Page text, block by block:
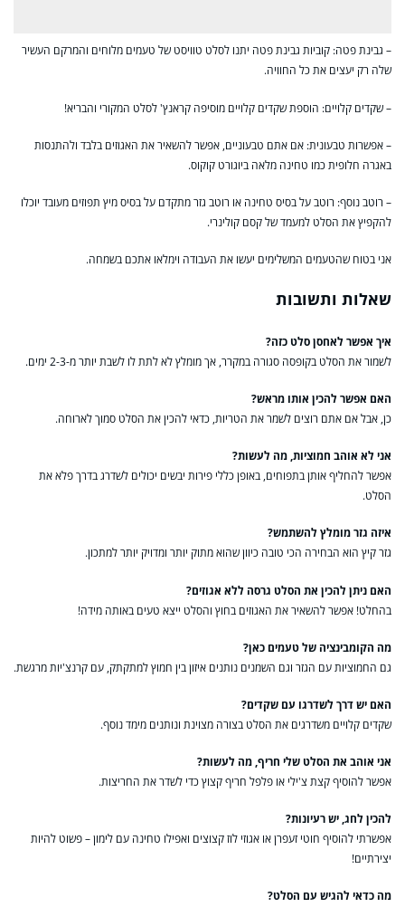
– גבינת פטה: קוביות גבינת פטה יתנו לסלט טוויסט של טעמים מלוחים והמרקם העשיר
שלה רק יעצים את כל החוויה.
– שקדים קלויים: הוספת שקדים קלויים מוסיפה קראנץ' לסלט המקורי והבריא!
– אפשרות טבעונית: אם אתם טבעוניים, אפשר להשאיר את האגוזים בלבד ולהתנסות
באגרה חלופית כמו טחינה מלאה ביוגורט קוקוס.
– רוטב נוסף: רוטב על בסיס טחינה או רוטב גזר מתקדם על בסיס מיץ תפוזים מעובד יוכלו
להקפיץ את הסלט למעמד של קסם קולינרי.
אני בטוח שהטעמים המשלימים יעשו את העבודה וימלאו אתכם בשמחה.
שאלות ותשובות
איך אפשר לאחסן סלט כזה?
לשמור את הסלט בקופסה סגורה במקרר, אך מומלץ לא לתת לו לשבת יותר מ-2-3 ימים.
האם אפשר להכין אותו מראש?
כן, אבל אם אתם רוצים לשמר את הטריות, כדאי להכין את הסלט סמוך לארוחה.
אני לא אוהב חמוציות, מה לעשות?
אפשר להחליף אותן בתפוחים, באופן כללי פירות יבשים יכולים לשדרג בדרך פלא את
הסלט.
איזה גזר מומלץ להשתמש?
גזר קיץ הוא הבחירה הכי טובה כיוון שהוא מתוק יותר ומדויק יותר למתכון.
האם ניתן להכין את הסלט גרסה ללא אגוזים?
בהחלט! אפשר להשאיר את האגוזים בחוץ והסלט ייצא טעים באותה מידה!
מה הקומבינציה של טעמים כאן?
גם החמוציות עם הגזר וגם השמנים נותנים איזון בין חמוץ למתקתק, עם קרנצ'יות מרגשת.
האם יש דרך לשדרגו עם שקדים?
שקדים קלויים משדרגים את הסלט בצורה מצוינת ונותנים מימד נוסף.
אני אוהב את הסלט שלי חריף, מה לעשות?
אפשר להוסיף קצת צ'ילי או פלפל חריף קצוץ כדי לשדר את החריצות.
להכין לחג, יש רעיונות?
אפשרתי להוסיף חוטי זעפרן או אגוזי לוז קצוצים ואפילו טחינה עם לימון – פשוט להיות
יצירתיים!
מה כדאי להגיש עם הסלט?